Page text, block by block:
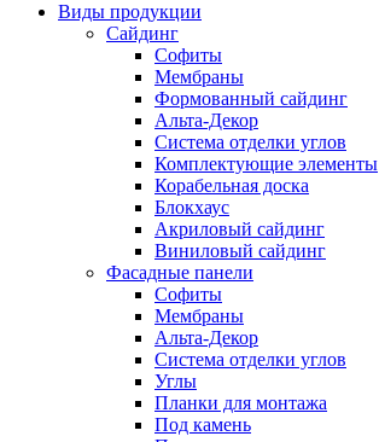
Виды продукции
Сайдинг
Софиты
Мембраны
Формованный сайдинг
Альта-Декор
Система отделки углов
Комплектующие элементы
Корабельная доска
Блокхаус
Акриловый сайдинг
Виниловый сайдинг
Фасадные панели
Софиты
Мембраны
Альта-Декор
Система отделки углов
Углы
Планки для монтажа
Под камень